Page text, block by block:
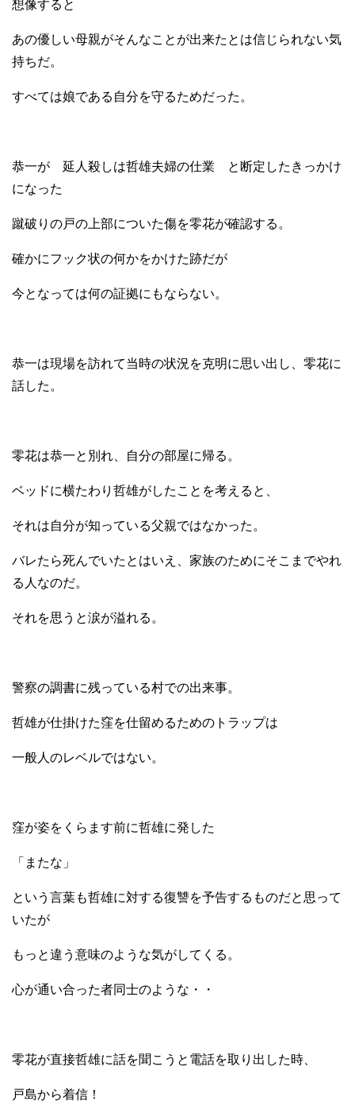
想像すると
あの優しい母親がそんなことが出来たとは信じられない気
持ちだ。
すべては娘である自分を守るためだった。
恭一が 延人殺しは哲雄夫婦の仕業 と断定したきっかけ
になった
蹴破りの戸の上部についた傷を零花が確認する。
確かにフック状の何かをかけた跡だが
今となっては何の証拠にもならない。
恭一は現場を訪れて当時の状況を克明に思い出し、零花に
話した。
零花は恭一と別れ、自分の部屋に帰る。
ベッドに横たわり哲雄がしたことを考えると、
それは自分が知っている父親ではなかった。
バレたら死んでいたとはいえ、家族のためにそこまでやれ
る人なのだ。
それを思うと涙が溢れる。
警察の調書に残っている村での出来事。
哲雄が仕掛けた窪を仕留めるためのトラップは
一般人のレベルではない。
窪が姿をくらます前に哲雄に発した
「またな」
という言葉も哲雄に対する復讐を予告するものだと思って
いたが
もっと違う意味のような気がしてくる。
心が通い合った者同士のような・・
零花が直接哲雄に話を聞こうと電話を取り出した時、
戸島から着信！